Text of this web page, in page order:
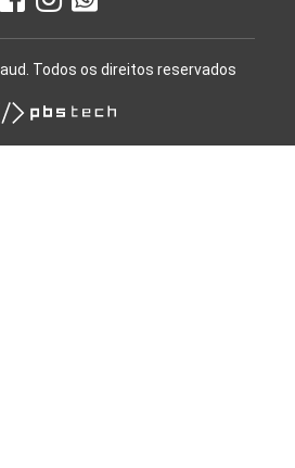
Todos os direitos reservados